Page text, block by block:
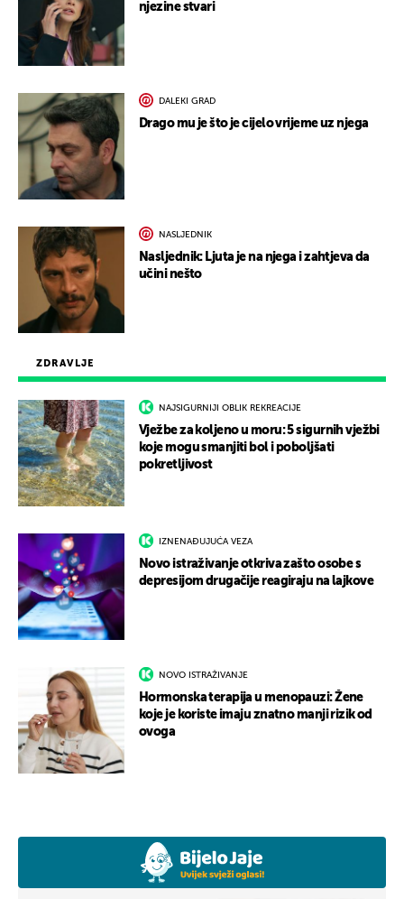
ZDRAVLJE
NAJSIGURNIJI OBLIK REKREACIJE
Vježbe za koljeno u moru: 5 sigurnih vježbi
koje mogu smanjiti bol i poboljšati
pokretljivost
IZNENAĐUJUĆA VEZA
Novo istraživanje otkriva zašto osobe s
depresijom drugačije reagiraju na lajkove
NOVO ISTRAŽIVANJE
Hormonska terapija u menopauzi: Žene
koje je koriste imaju znatno manji rizik od
ovoga
njezine stvari
DALEKI GRAD
Drago mu je što je cijelo vrijeme uz njega
NASLJEDNIK
Nasljednik: Ljuta je na njega i zahtjeva da
učini nešto